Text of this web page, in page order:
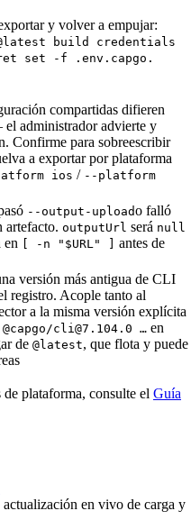
y volver a empujar:
build credentials
set -f .env.capgo.
compartidas difieren
administrador advierte y
Confirme para sobreescribir
a exportar por plataforma
ios / --platform
--output-uploado falló
artefacto. outputUrl será null
en [ -n "$URL" ]
antes de
versión más antigua de CLI
registro. Acople tanto al
a la misma versión explícita
@capgo/cli@7.104.0 … en
de @latest, que flota y puede
plataforma, consulte el Guía
actualización en vivo de carga y